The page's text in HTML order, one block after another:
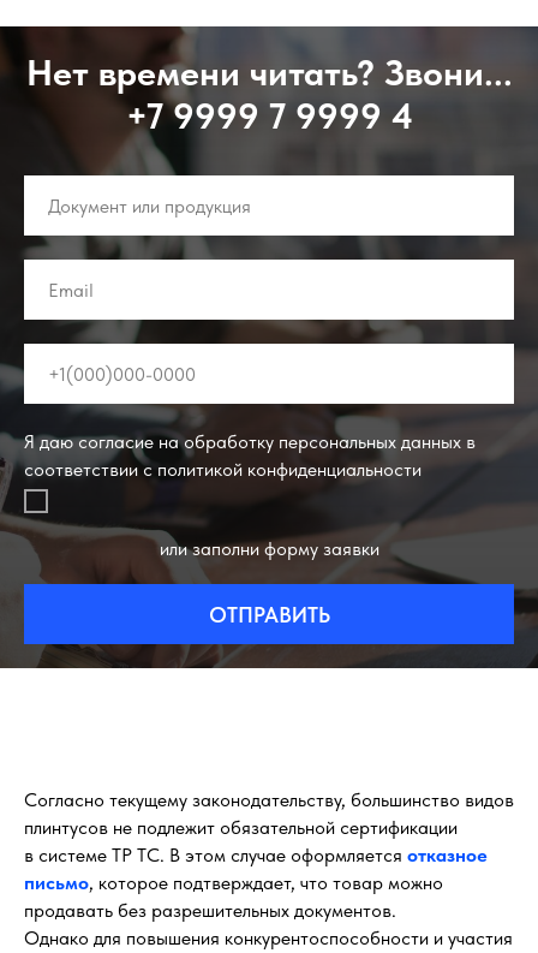
Нет времени читать? Звони...
+7 9999 7 9999 4
Я даю согласие на обработку персональных данных в
соответствии с политикой конфиденциальности
или заполни форму заявки
ОТПРАВИТЬ
Согласно текущему законодательству, большинство видов
плинтусов не подлежит обязательной сертификации
в системе ТР ТС. В этом случае оформляется отказное
письмо, которое подтверждает, что товар можно
продавать без разрешительных документов.
Однако для повышения конкурентоспособности и участия